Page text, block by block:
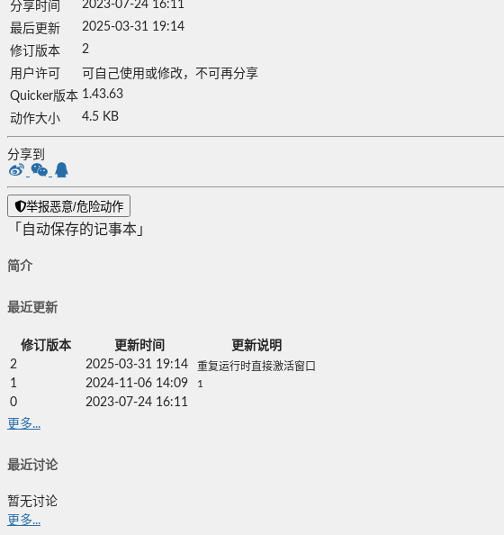
分享时间
2023-07-24 16:11
最后更新
2025-03-31 19:14
修订版本
2
用户许可
可自己使用或修改，不可再分享
Quicker版本 1.43.63
动作大小
4.5 KB
分享到
举报恶意/危险动作
「自动保存的记事本」
简介
最近更新
修订版本 更新时间
更新说明
2
2025-03-31 19:14 重复运行时直接激活窗口
1 2024-11-06 14:09 1
0
2023-07-24 16:11
更多...
最近讨论
暂无讨论
更多...